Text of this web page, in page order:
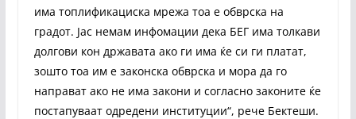
има топлификациска мрежа тоа е обврска на
градот. Јас немам инфомации дека БЕГ има толкави
долгови кон државата ако ги има ќе си ги платат,
зошто тоа им е законска обврска и мора да го
направат ако не има закони и согласно законите ќе
постапуваат одредени институции“, рече Бектеши.